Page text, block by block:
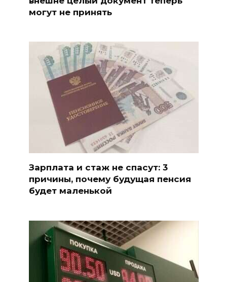
могут не принять
Зарплата и стаж не спасут: 3
причины, почему будущая пенсия
будет маленькой